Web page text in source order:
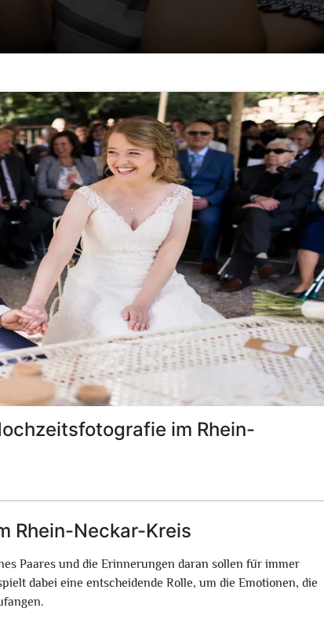
im Rhein-
Rhein-Neckar-Kreis
Paares und die Erinnerungen daran sollen für immer
dabei eine entscheidende Rolle, um die Emotionen, die